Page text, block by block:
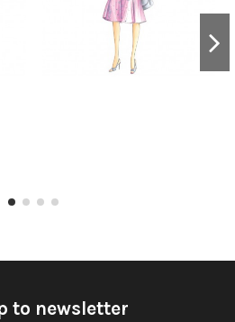
to newsletter